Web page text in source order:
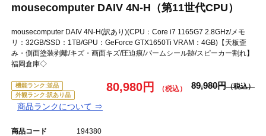
mousecomputer DAIV 4N-H（第11世代CPU）
mousecomputer DAIV 4N-H(訳あり)(CPU：Core i7 1165G7 2.8GHz/メモ
リ：32GB/SSD：1TB/GPU：GeForce GTX1650Ti VRAM：4GB)【天板歪
み・側面塗装剥離/キズ・画面キズ/圧迫痕/パームシール跡/スピーカー割れ】
福岡倉庫◇
機能ランク:並品
外観ランク:訳あり品
商品ランクについて ⇒
80,980円 89,980円
商品コード 194380